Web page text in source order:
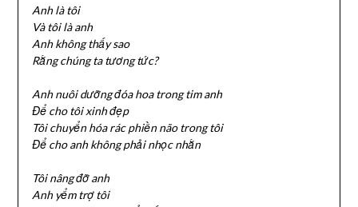
Anh là tôi
Và tôi là anh
Anh không thấy sao
Rằng chúng ta tương tức?
Anh nuôi dưỡng đóa hoa trong tim anh
Để cho tôi xinh đẹp
Tôi chuyển hóa rác phiền não trong tôi
Để cho anh không phải nhọc nhằn
Tôi nâng đỡ anh
Anh yểm trợ tôi